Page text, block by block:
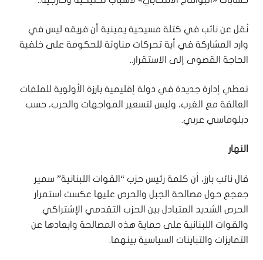
نُقل عن نائب في كتلة مسيحية يمينية أن فريقه ليس في
وارد المشاركة في أية تحركات مناوئة للحكومة على خلفية
الحاجة القصوى إلى الاستقرار..
تعطي إدارة جديدة في دولة إقليمية بارزة الأولوية للملفات
العالقة مع الغرب، وليس لتسعير المواجهات والحرب، حسب
دبلوماسي عربي.
النهار
قال نائب بارز، أن كلمة رئيس حزب “القوات اللبنانية” سمير
جعجع حول مصالحة الجبل والحرص عليها عكست استمرار
الحرص الشديد المتبادل بين الحزب التقدمي الإشتراكي
والقوات اللبنانية على حماية هذه المصالحة وابعادها عن
التمايزات والتباينات السياسية بينهما.